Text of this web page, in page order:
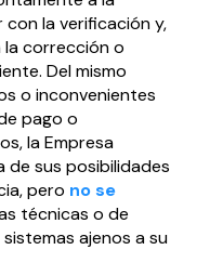
la verificación y,
corrección o
Del mismo
o inconvenientes
pago o
la Empresa
de sus posibilidades
pero no se
técnicas o de
ajenos a su